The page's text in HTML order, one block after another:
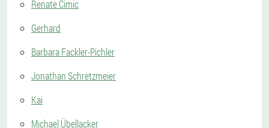
Renate Cimic
Gerhard
Barbara Fackler-Pichler
Jonathan Schretzmeier
Kai
Michael Übellacker